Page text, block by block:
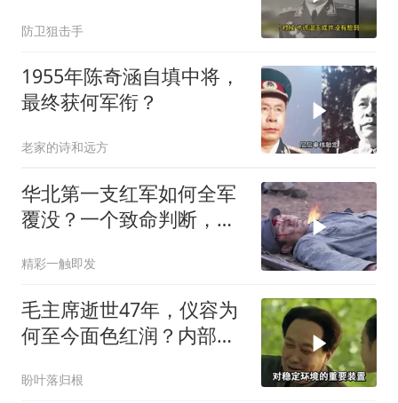
防卫狙击手
1955年陈奇涵自填中将，
最终获何军衔？
老家的诗和远方
华北第一支红军如何全军
覆没？一个致命判断，让
精彩一触即发
毛主席逝世47年，仪容为
何至今面色红润？内部人
盼叶落归根